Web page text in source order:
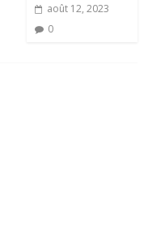
août 12, 2023
0